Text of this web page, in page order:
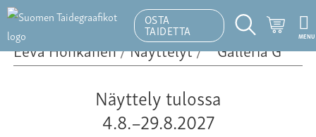
OSTA
TAIDETTA
Hakutoiminto
MENU
Eeva Honkanen/Näyttelyt/
Näyttely tulossa
4.8.–29.8.2027